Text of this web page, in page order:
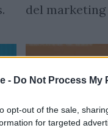
- Do Not Process My
opt-out of the sale,
for targeted
del